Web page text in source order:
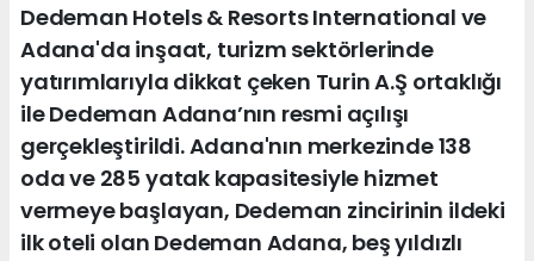
Dedeman Hotels & Resorts International ve
Adana'da inşaat, turizm sektörlerinde
yatırımlarıyla dikkat çeken Turin A.Ş ortaklığı
ile Dedeman Adana’nın resmi açılışı
gerçekleştirildi. Adana'nın merkezinde 138
oda ve 285 yatak kapasitesiyle hizmet
vermeye başlayan, Dedeman zincirinin ildeki
ilk oteli olan Dedeman Adana, beş yıldızlı